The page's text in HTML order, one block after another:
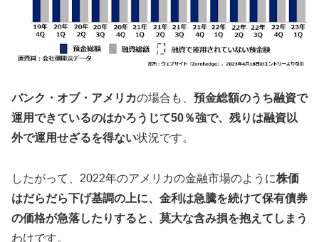
バンク・オブ・アメリカの場合も、 預金総額のうち融資で
運用できているのはかろうじて50％強で、残りは融資以
外で運用せざるを得ない状況です。
したがって、2022年のアメリカの金融市場のように株価
はだらだら下げ基調の上に、金利は急騰を続けて保有債券
の価格が急落したりすると、莫大な含み損を抱えてしまう
わけです。